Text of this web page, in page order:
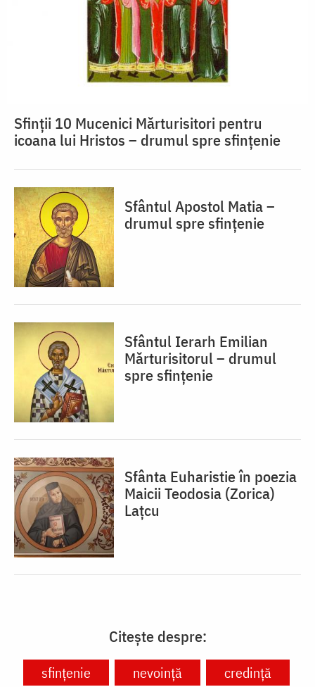
Sfinții 10 Mucenici Mărturisitori pentru
icoana lui Hristos – drumul spre sfințenie
Sfântul Apostol Matia –
drumul spre sfințenie
Sfântul Ierarh Emilian
Mărturisitorul – drumul
spre sfințenie
Sfânta Euharistie în poezia
Maicii Teodosia (Zorica)
Lațcu
Citește despre:
sfințenie nevoință
credință